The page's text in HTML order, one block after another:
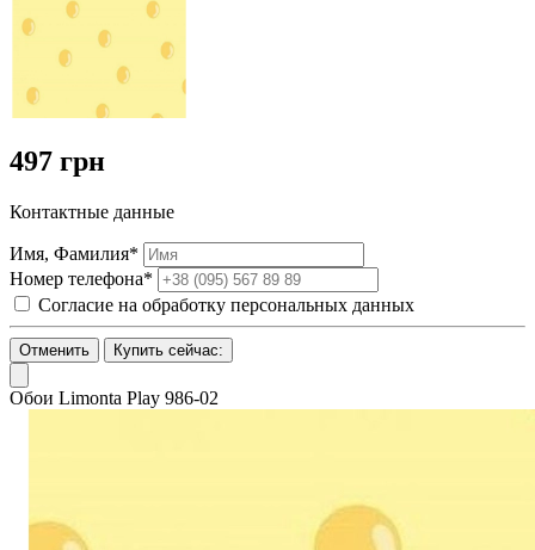
497 грн
Контактные данные
Имя, Фамилия*
Номер телефона*
Согласие на обработку персональных данных
Отменить Купить сейчас:
Обои Limonta Play 986-02